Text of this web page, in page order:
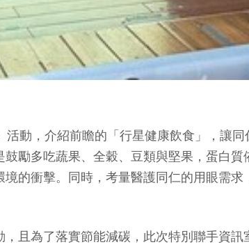
動，介紹前瞻的「行星健康飲食」，讓
勵多吃蔬果、全穀、豆類與堅果，蛋白
的衝擊。同時，考量醫護同仁的用眼需
且為了落實節能減碳，此次特別聯手資